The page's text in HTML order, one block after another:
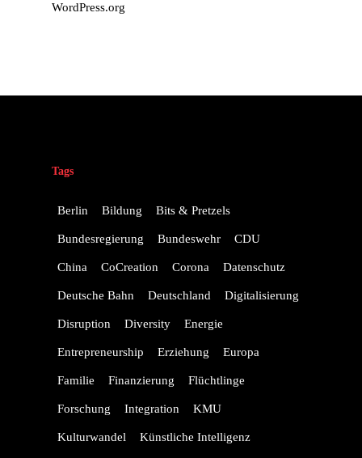
WordPress.org
Tags
Berlin Bildung Bits & Pretzels
Bundesregierung Bundeswehr CDU
China CoCreation Corona Datenschutz
Deutsche Bahn Deutschland Digitalisierung
Disruption Diversity Energie
Entrepreneurship Erziehung Europa
Familie Finanzierung Flüchtlinge
Forschung Integration KMU
Kulturwandel Künstliche Intelligenz